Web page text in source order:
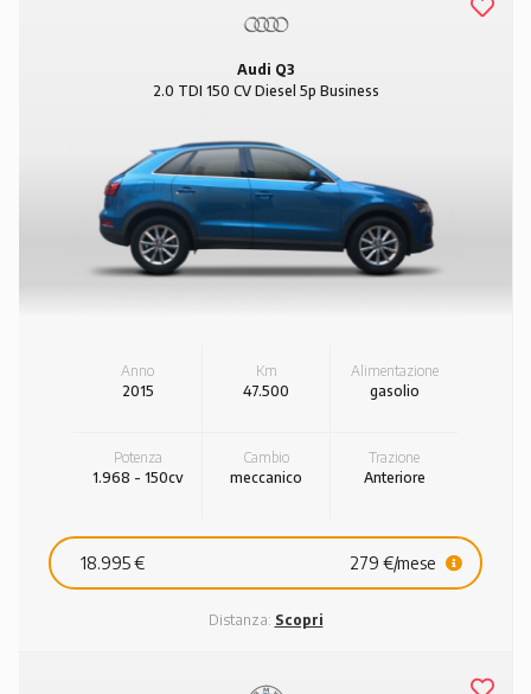
Audi Q3
2.0 TDI 150 CV Diesel 5p Business
Anno
2015
Km
47.500
Alimentazione
gasolio
Potenza
1.968 - 150cv
Cambio
meccanico
Trazione
Anteriore
18.995 € 279 €/mese
Distanza: Scopri